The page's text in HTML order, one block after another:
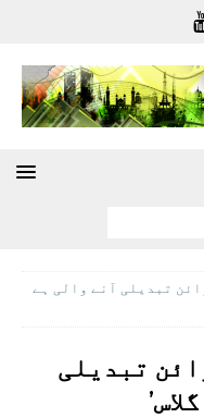
تبدیلی آنے والی ہے
تبدیلی